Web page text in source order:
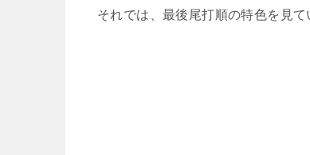
それでは、最後尾打順の特色を見て